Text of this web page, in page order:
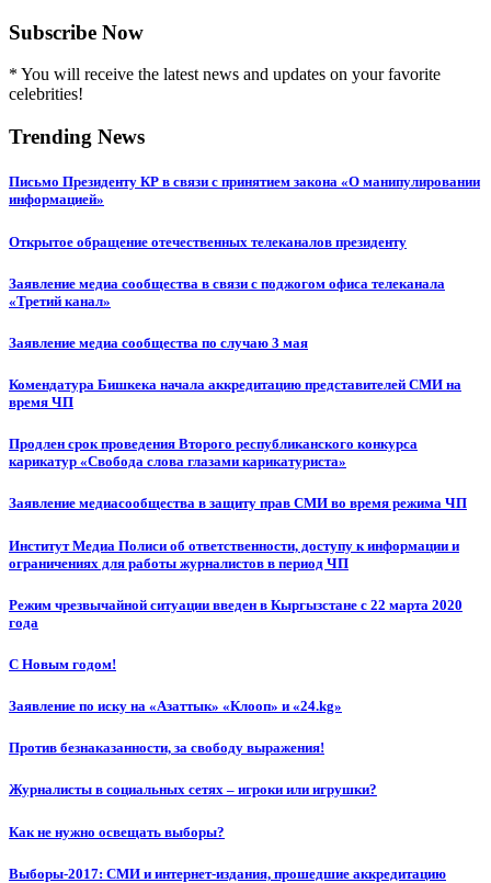
Subscribe Now
* You will receive the latest news and updates on your favorite
celebrities!
Trending News
Письмо Президенту КР в связи с принятием закона «О манипулировании
информацией»
Открытое обращение отечественных телеканалов президенту
Заявление медиа сообщества в связи с поджогом офиса телеканала
«Третий канал»
Заявление медиа сообщества по случаю 3 мая
Комендатура Бишкека начала аккредитацию представителей СМИ на
время ЧП
Продлен срок проведения Второго республиканского конкурса
карикатур «Свобода слова глазами карикатуриста»
Заявление медиасообщества в защиту прав СМИ во время режима ЧП
Институт Медиа Полиси об ответственности, доступу к информации и
ограничениях для работы журналистов в период ЧП
Режим чрезвычайной ситуации введен в Кыргызстане с 22 марта 2020
года
С Новым годом!
Заявление по иску на «Азаттык» «Клооп» и «24.kg»
Против безнаказанности, за свободу выражения!
Журналисты в социальных сетях – игроки или игрушки?
Как не нужно освещать выборы?
Выборы-2017: СМИ и интернет-издания, прошедшие аккредитацию